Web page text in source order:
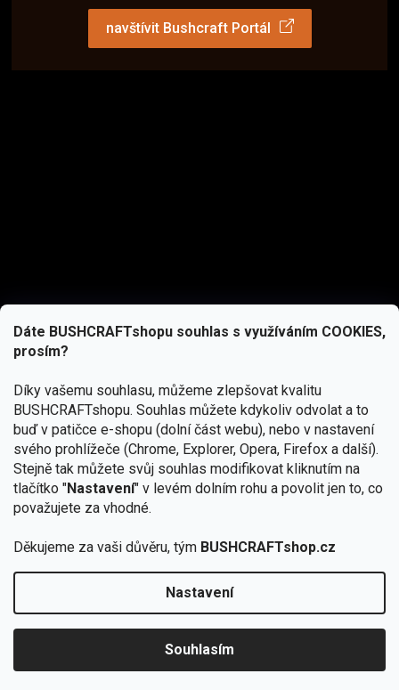
Dáte BUSHCRAFTshopu souhlas s využíváním COOKIES,
prosím?
Díky vašemu souhlasu, můžeme zlepšovat kvalitu
BUSHCRAFTshopu. Souhlas můžete kdykoliv odvolat a to
buď v patičce e-shopu (dolní část webu), nebo v nastavení
svého prohlížeče (Chrome, Explorer, Opera, Firefox a další).
Stejně tak můžete svůj souhlas modifikovat kliknutím na
tlačítko "Nastavení" v levém dolním rohu a povolit jen to, co
považujete za vhodné.
Děkujeme za vaši důvěru, tým BUSHCRAFTshop.cz
Nastavení
Souhlasím
zapojte se do slosování o kurz s
navštívit Bushcraft Portál
podmínkami ochrany osobních údajů
Copyright 2026BUSHCRAFTshop.cz. Všechna práva
vyhrazena.Upravit nastavení cookies